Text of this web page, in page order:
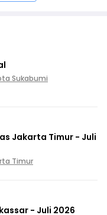
Sukabumi
Jakarta Timur - Juli
Timur
- Juli 2026